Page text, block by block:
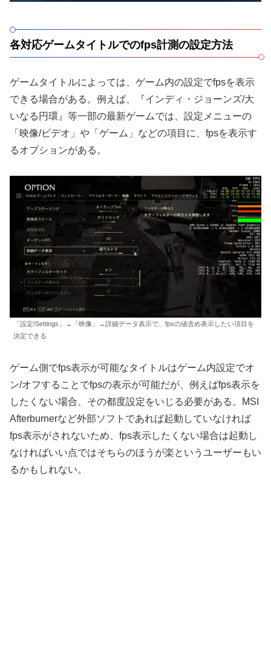
各対応ゲームタイトルでのfps計測の設定方法
ゲームタイトルによっては、ゲーム内の設定でfpsを表示
できる場合がある。例えば、『インディ・ジョーンズ/大
いなる円環』等一部の最新ゲームでは、設定メニューの
「映像/ビデオ」や「ゲーム」などの項目に、fpsを表示す
るオプションがある。
「設定/Settings」→「映像」→詳細データ表示で、fpsの値含め表示したい項目を
決定できる
ゲーム側でfps表示が可能なタイトルはゲーム内設定でオ
ン/オフすることでfpsの表示が可能だが、例えばfps表示を
したくない場合、その都度設定をいじる必要がある。MSI
Afterburnerなど外部ソフトであれば起動していなければ
fps表示がされないため、fps表示したくない場合は起動し
なければいい点ではそちらのほうが楽というユーザーもい
るかもしれない。